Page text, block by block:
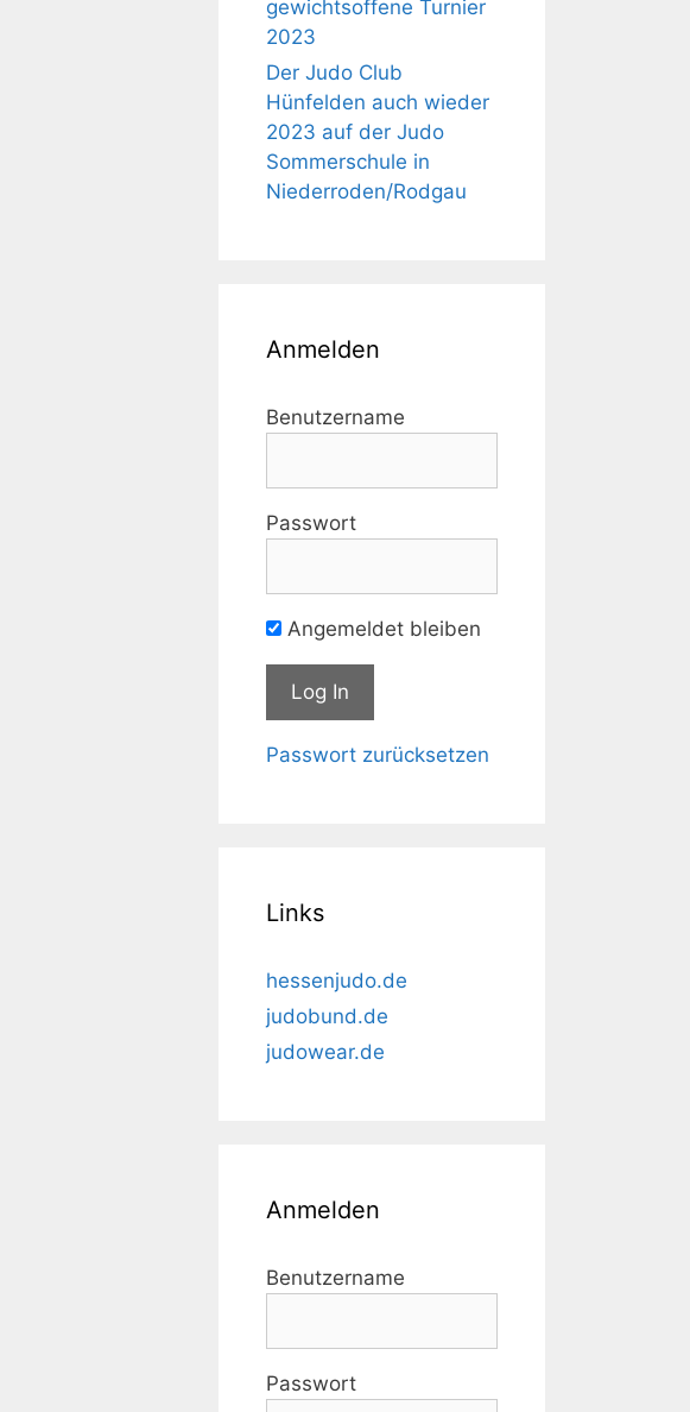
gewichtsoffene Turnier
2023
Der Judo Club
Hünfelden auch wieder
2023 auf der Judo
Sommerschule in
Niederroden/Rodgau
Anmelden
Benutzername
Passwort
Angemeldet bleiben
Passwort zurücksetzen
Links
hessenjudo.de
judobund.de
judowear.de
Anmelden
Benutzername
Passwort